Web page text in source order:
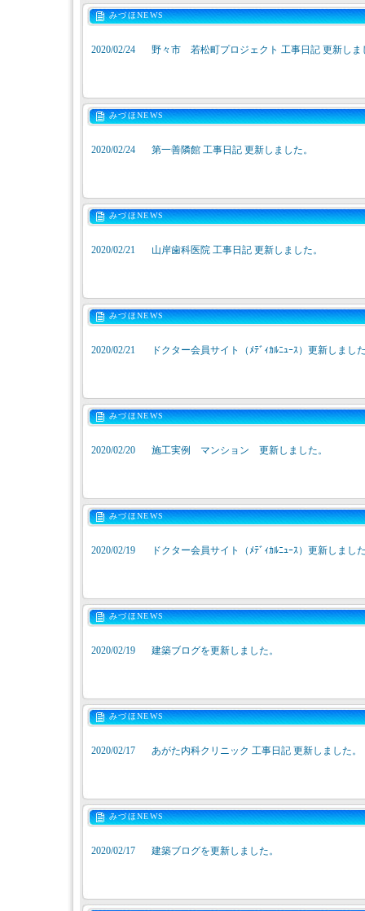
みづほNEWS
2020/02/24 野々市 若松町プロジェクト 工事日記 更新しま
みづほNEWS
2020/02/24 第一善隣館 工事日記 更新しました。
みづほNEWS
2020/02/21 山岸歯科医院 工事日記 更新しました。
みづほNEWS
2020/02/21 ドクター会員サイト（ﾒﾃﾞｨｶﾙﾆｭｰｽ）更新しまし
みづほNEWS
2020/02/20 施工実例 マンション 更新しました。
みづほNEWS
2020/02/19 ドクター会員サイト（ﾒﾃﾞｨｶﾙﾆｭｰｽ）更新しまし
みづほNEWS
2020/02/19 建築ブログを更新しました。
みづほNEWS
2020/02/17 あがた内科クリニック 工事日記 更新しました。
みづほNEWS
2020/02/17 建築ブログを更新しました。